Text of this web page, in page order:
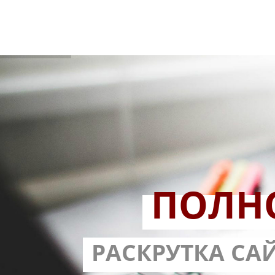
С
РАСКРУТКА